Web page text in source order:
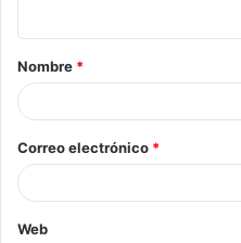
Nombre *
Correo electrónico *
Web